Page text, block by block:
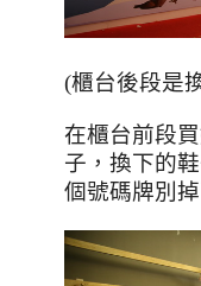
(櫃台後段是
在櫃台前段
子，換下的
個號碼牌別掉